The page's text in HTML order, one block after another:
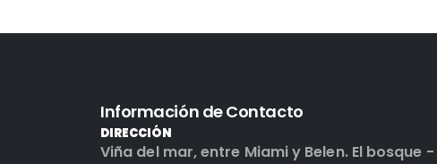
Información de Contacto
DIRECCIÓN
Viña del mar, entre Miami y Belen. El bosque